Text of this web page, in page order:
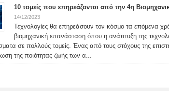
10 τομείς που επηρεάζονται από την 4η
14/12/2023
Τεχνολογίες θα επηρεάσουν τον κόσμο τα επόμενα
βιομηχανική επανάσταση όπου η ανάπτυξη της
σε πολλούς τομείς. Ένας από τους στόχους της
της ποιότητας ζωής των α...